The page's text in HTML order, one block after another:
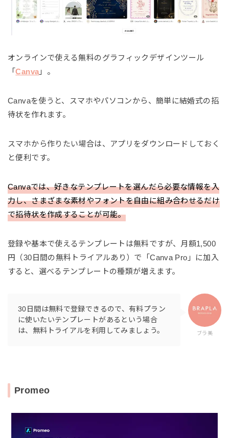
オンラインで使える無料のグラフィックデザインツール
「Canva 」。
Canvaを使うと、スマホやパソコンから、簡単に結婚式の招
待状を作れます。
スマホから作りたい場合は、アプリをダウンロードしておく
と便利です。
Canvaでは、好きなテンプレートを選んだら必要な情報を入
力し、さまざまな素材やフォントを自由に組み合わせるだけ
で招待状を作成することが可能。
登録や基本で使えるテンプレートは無料ですが、月額1,500
円（30日間の無料トライアルあり）で「Canva Pro」に加入
すると、選べるテンプレートの種類が増えます。
ブラ美
30日間は無料で登録できるので、有料プラン
に使いたいテンプレートがあるという場合
は、無料トライアルを利用してみましょう。
Promeo